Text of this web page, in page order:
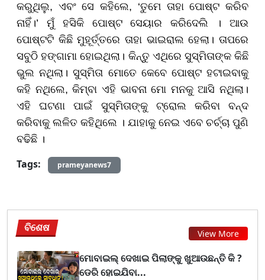
କରୁଥିଲୁ, ଏବଂ ସେ କହିଲେ, ‘ତୁମେ ତାହା ପୋଷ୍ଟ କରିବ
ନାହିଁ।’ ମୁଁ ହସିକି ପୋଷ୍ଟ ସେୟାର କରିଦେଲି । ଆଉ
ପୋଷ୍ଟଟି କିଛି ମୁହୂର୍ତ୍ତରେ ତାହା ଭାଇରାଲ ହେଲା। ତାପରେ
ସବୁଠି ହଙ୍ଗାମା ହୋଇଥିଲା। କିନ୍ତୁ ଏଥିରେ ସୁସ୍ମିତାଙ୍କ କିଛି
ଭୁଲ ନଥିଲା। ସୁସ୍ମିତା ମୋତେ କେବେ ପୋଷ୍ଟ ହଟାଇବାକୁ
କହି ନଥିଲେ, କିମ୍ବା ଏହି ଭାବନା ମୋ ମନକୁ ଆସି ନଥିଲା।
ଏହି ଘଟଣା ପାଇଁ ସୁସ୍ମିତାଙ୍କୁ ଟ୍ରୋଲ କରିବା ବନ୍ଦ
କରିବାକୁ ଲଳିତ କହିଥିଲେ । ଯାହାକୁ ନେଇ ଏବେ ଚର୍ଚ୍ଚା ପୁଣି
ବଢିଛି ।
Tags: prameyanews7
ବିଶେଷ View More
ମୋବାଇଲ୍ ଦେଖାଇ ପିଲାଙ୍କୁ ଖୁଆଉଛନ୍ତି କି ?
ଡେରି ହୋଇଯିବା...